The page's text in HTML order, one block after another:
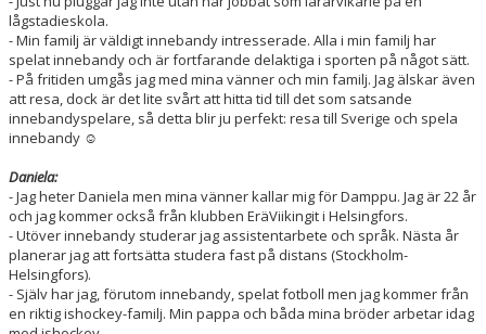
lågstadieskola.
- Min familj är väldigt innebandy intresserade. Alla i min familj har
spelat innebandy och är fortfarande delaktiga i sporten på något sätt.
- På fritiden umgås jag med mina vänner och min familj. Jag älskar även
att resa, dock är det lite svårt att hitta tid till det som satsande
innebandyspelare, så detta blir ju perfekt: resa till Sverige och spela
innebandy ☺️
Daniela:
- Jag heter Daniela men mina vänner kallar mig för Damppu. Jag är 22 år
och jag kommer också från klubben EräViikingit i Helsingfors.
- Utöver innebandy studerar jag assistentarbete och språk. Nästa år
planerar jag att fortsätta studera fast på distans (Stockholm-
Helsingfors).
- Själv har jag, förutom innebandy, spelat fotboll men jag kommer från
en riktig ishockey-familj. Min pappa och båda mina bröder arbetar idag